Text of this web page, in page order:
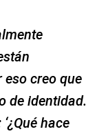
eso creo que
de identidad.
hace